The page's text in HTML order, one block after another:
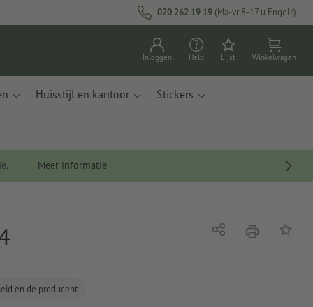
020 262 19 19 (Ma-vr 8-17 u Engels)
Inloggen Help Lijst Winkelwagen
Huisstijl en kantoor Stickers
Meer informatie
en de producent
Delen afdrukkenOp de